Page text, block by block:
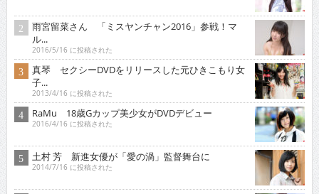
雨宮留菜さん 「ミスヤンチャン2016」参戦！マ
ル...
2016/5/16 に投稿された
真琴 セクシーDVDをリリースした元ひきこもり女
子...
2013/4/16 に投稿された
RaMu 18歳Gカップ美少女がDVDデビュー
2016/4/16 に投稿された
土村 芳 新進女優が「愛の渦」監督舞台に
2014/7/16 に投稿された